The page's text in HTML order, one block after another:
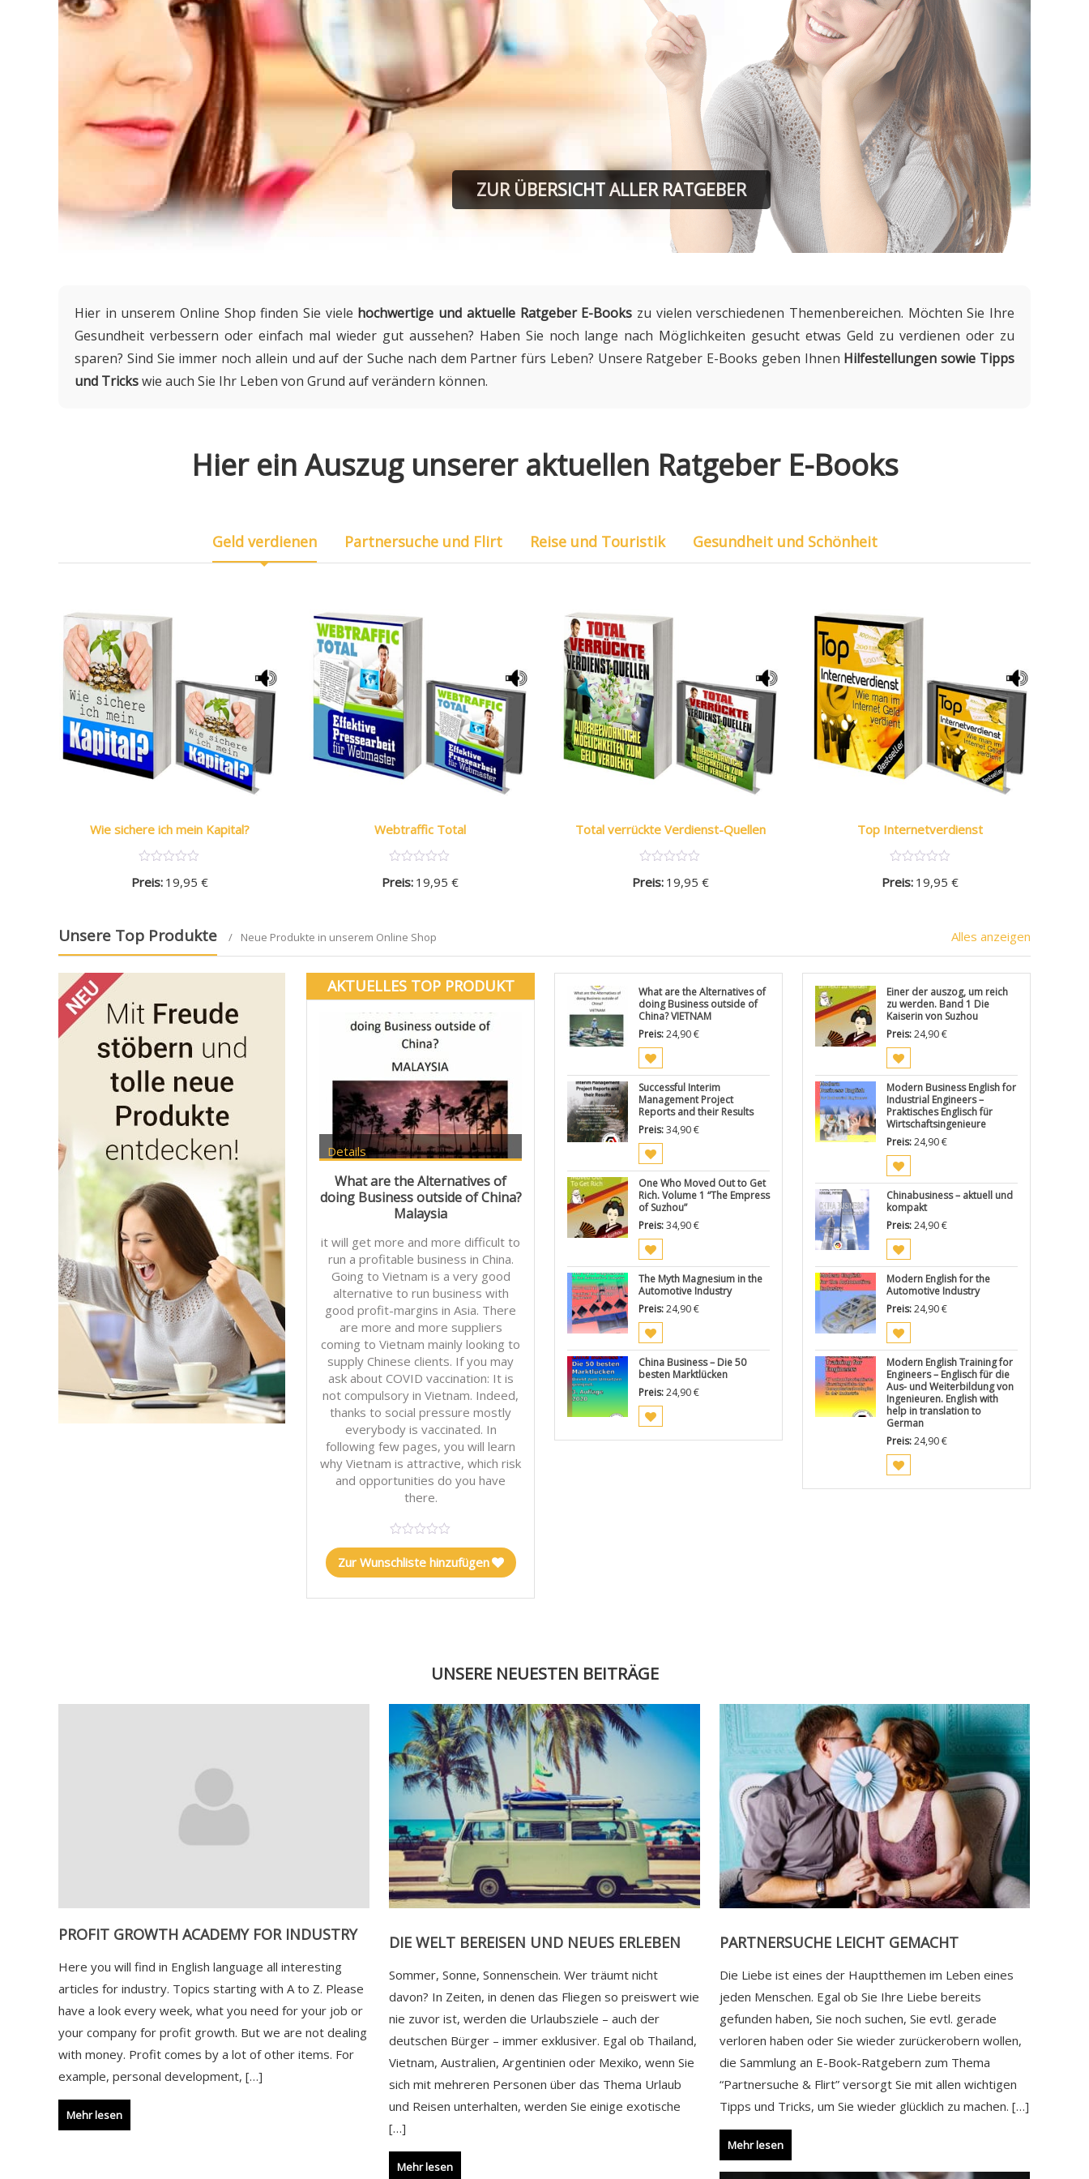
ZU DEN RATGEBERN
Hier in unserem Online Shop finden Sie viele hochwertige und aktuelle Ratgeber E-Books zu vielen verschiedenen Themenbereichen. Möchten Sie Ihre
Gesundheit verbessern oder einfach mal wieder gut aussehen? Haben Sie noch lange nach Möglichkeiten gesucht etwas Geld zu verdienen oder zu
sparen? Sind Sie immer noch allein und auf der Suche nach dem Partner fürs Leben? Unsere Ratgeber E-Books geben Ihnen Hilfestellungen sowie Tipps
und Trickswie auch Sie Ihr Leben von Grund auf verändern können.
Hier ein Auszug unserer aktuellen Ratgeber E-Books
Geld verdienen Partnersuche und Flirt Reise und Touristik Gesundheit und Schönheit
Wie sichere ich mein Kapital?
Preis: 19,95 €
Webtraffic Total
Preis: 19,95 €
Total verrückte Verdienst-Quellen
Preis: 19,95 €
Top Internetverdienst
Preis: 19,95€
Unsere Top Produkte Neue Produkte in unserem Online Shop Alles anzeigen
AKTUELLES TOP PRODUKT
Details
24,90€
What are the Alternatives of
doing Business outside of China?
Malaysia
it will get more and more difficult to
run a profitable business in China.
Going to Vietnam is a very good
alternative to run business with
good profit-margins in Asia. There
are more and more suppliers
coming to Vietnam mainly looking to
supply Chinese clients. If you may
ask about COVID vaccination: It is
not compulsory in Vietnam. Indeed,
thanks to social pressure mostly
everybody is vaccinated. In
following few pages, you will learn
why Vietnam is attractive, which risk
and opportunities do you have
there.
Zur Wunschliste hinzufügen
What are the Alternatives of
doing Business outside of
China? VIETNAM
Preis:24,90€
Successful Interim
Management Project
Reports and their Results
Preis:34,90€
One Who Moved Out to Get
Rich. Volume 1 “The Empress
of Suzhou”
Preis:34,90€
The Myth Magnesium in the
Automotive Industry
Preis:24,90€
China Business – Die 50
besten Marktlücken
Preis:24,90€
Einer der auszog, um reich
zu werden. Band 1 Die
Kaiserin von Suzhou
Preis:24,90€
Modern Business English for
Industrial Engineers –
Praktisches Englisch für
Wirtschaftsingenieure
Preis:24,90€
Chinabusiness – aktuell und
kompakt
Preis:24,90€
Modern English for the
Automotive Industry
Preis:24,90€
Modern English Training for
Engineers – Englisch für die
Aus- und Weiterbildung von
Ingenieuren. English with
help in translation to
German
Preis:24,90€
UNSERE NEUESTEN BEITRÄGE
PROFIT GROWTH ACADEMY FOR INDUSTRY
Here you will find in English language all interesting
articles for industry. Topics starting with A to Z. Please
have a look every week, what you need for your job or
your company for profit growth. But we are not dealing
with money. Profit comes by a lot of other items. For
example, personal development, […]
Mehr lesen
DIE WELT BEREISEN UND NEUES ERLEBEN
Sommer, Sonne, Sonnenschein. Wer träumt nicht
davon? In Zeiten, in denen das Fliegen so preiswert wie
nie zuvor ist, werden die Urlaubsziele – auch der
deutschen Bürger – immer exklusiver. Egal ob Thailand,
Vietnam, Australien, Argentinien oder Mexiko, wenn Sie
sich mit mehreren Personen über das Thema Urlaub
und Reisen unterhalten, werden Sie einige exotische
[…]
Mehr lesen
PARTNERSUCHE LEICHT GEMACHT
Die Liebe ist eines der Hauptthemen im Leben eines
jeden Menschen. Egal ob Sie Ihre Liebe bereits
gefunden haben, Sie noch suchen, Sie evtl. gerade
verloren haben oder Sie wieder zurückerobern wollen,
die Sammlung an E-Book-Ratgebern zum Thema
“Partnersuche & Flirt” versorgt Sie mit allen wichtigen
Tipps und Tricks, um Sie wieder glücklich zu machen. […]
Mehr lesen